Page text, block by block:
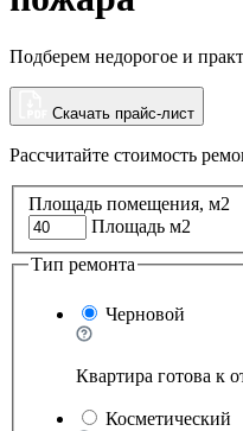
Подберем недорогое и
Скачать прайс-лист
Рассчитайте стоимость
Площадь помещения, м2
Площадь м2
Тип ремонта
Черновой
Квартира готова к
Косметический